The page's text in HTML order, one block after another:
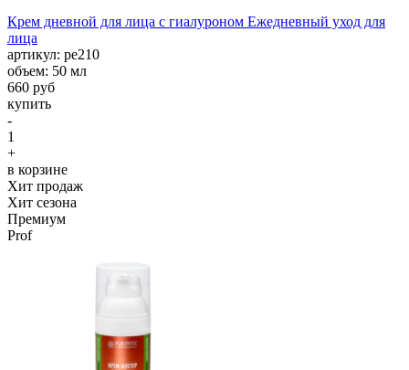
Крем дневной для лица с гиалуроном Ежедневный уход для
лица
aртикул: ре210
объем: 50 мл
660 руб
купить
-
1
+
в корзине
Хит продаж
Хит сезона
Премиум
Prof